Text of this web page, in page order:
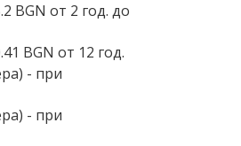
BGN от 2 год. до
BGN от 12 год.
- при
- при